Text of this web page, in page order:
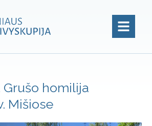
Grušo homilija
Mišiose